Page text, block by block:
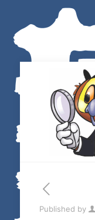
Published by